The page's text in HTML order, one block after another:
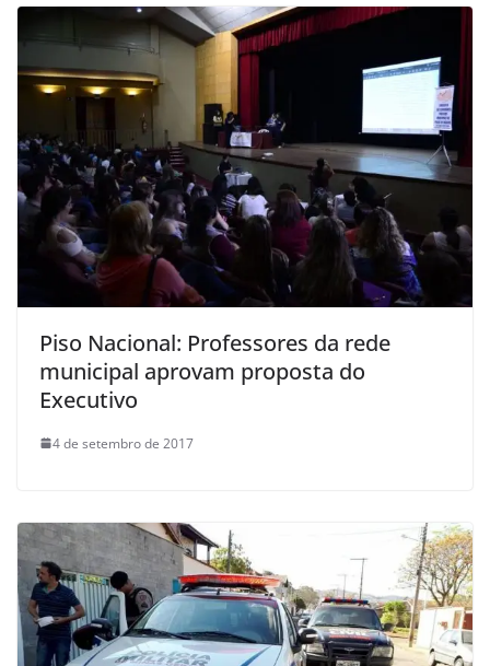
Piso Nacional: Professores da rede
municipal aprovam proposta do
Executivo
4 de setembro de 2017